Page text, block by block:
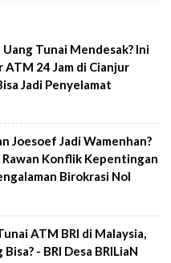
Tunai Mendesak? Ini
ATM 24 Jam di Cianjur
Jadi Penyelamat
Joesoef Jadi Wamenhan?
Rawan Konflik Kepentingan
Birokrasi Nol
ATM BRI di Malaysia,
Bisa? - BRI Desa BRILiaN